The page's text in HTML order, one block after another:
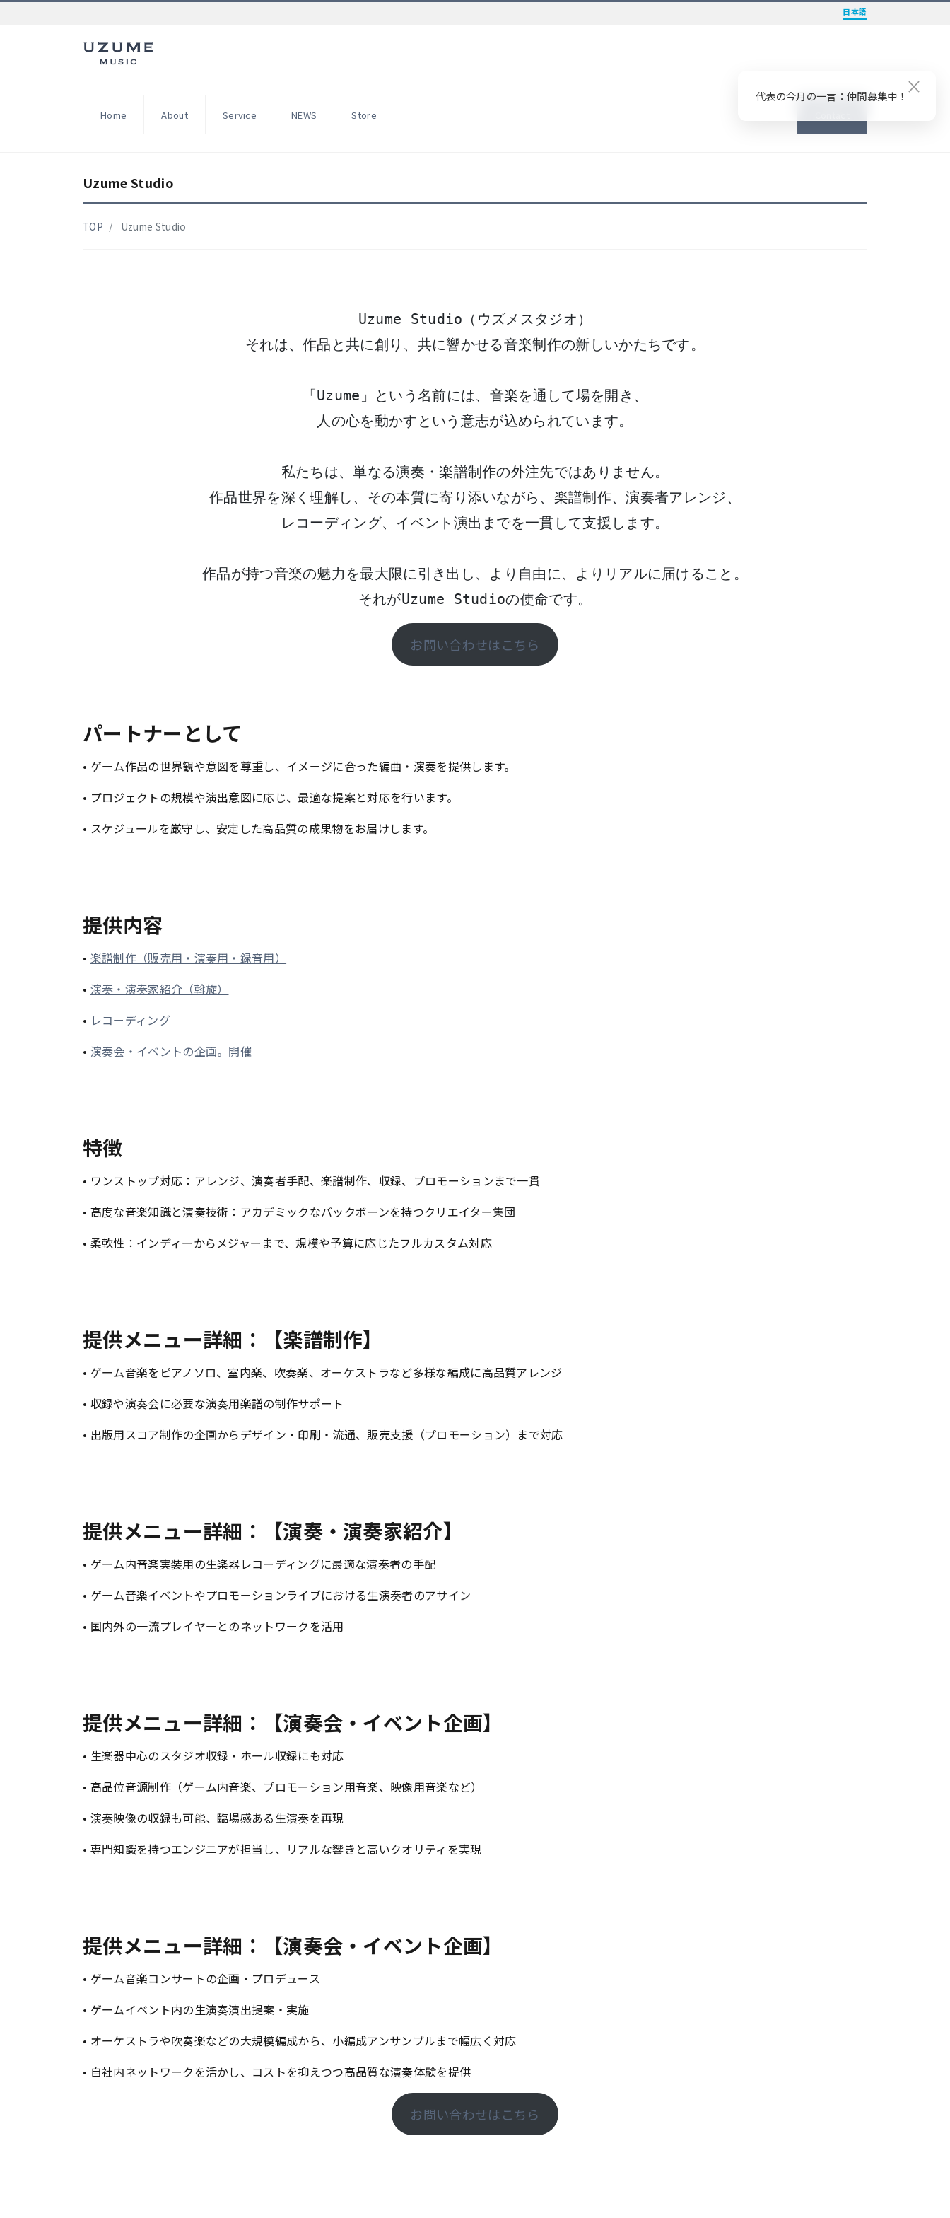
日本語
Home About Service NEWS Store
Uzume Studio
TOP Uzume Studio
Uzume Studio（ウズメスタジオ）
それは、作品と共に創り、共に響かせる音楽制作の新しいかたちです。
「Uzume」という名前には、音楽を通して場を開き、
人の心を動かすという意志が込められています。
私たちは、単なる演奏・楽譜制作の外注先ではありません。
作品世界を深く理解し、その本質に寄り添いながら、楽譜制作、演奏者アレンジ、
レコーディング、イベント演出までを一貫して支援します。
作品が持つ音楽の魅力を最大限に引き出し、より自由に、よりリアルに届けること。
それがUzume Studioの使命です。
お問い合わせはこちら
パートナーとして
• ゲーム作品の世界観や意図を尊重し、イメージに合った編曲・演奏を提供します。
• プロジェクトの規模や演出意図に応じ、最適な提案と対応を行います。
• スケジュールを厳守し、安定した高品質の成果物をお届けします。
提供内容
• 楽譜制作（販売用・演奏用・録音用）
• 演奏・演奏家紹介（斡旋）
• レコーディング
• 演奏会・イベントの企画。開催
特徴
• ワンストップ対応：アレンジ、演奏者手配、楽譜制作、収録、プロモーションまで一貫
• 高度な音楽知識と演奏技術：アカデミックなバックボーンを持つクリエイター集団
• 柔軟性：インディーからメジャーまで、規模や予算に応じたフルカスタム対応
提供メニュー詳細：【楽譜制作】
• ゲーム音楽をピアノソロ、室内楽、吹奏楽、オーケストラなど多様な編成に高品質アレンジ
• 収録や演奏会に必要な演奏用楽譜の制作サポート
• 出版用スコア制作の企画からデザイン・印刷・流通、販売支援（プロモーション）まで対応
提供メニュー詳細：【演奏・演奏家紹介】
• ゲーム内音楽実装用の生楽器レコーディングに最適な演奏者の手配
• ゲーム音楽イベントやプロモーションライブにおける生演奏者のアサイン
• 国内外の一流プレイヤーとのネットワークを活用
提供メニュー詳細：【演奏会・イベント企画】
• 生楽器中心のスタジオ収録・ホール収録にも対応
• 高品位音源制作（ゲーム内音楽、プロモーション用音楽、映像用音楽など）
• 演奏映像の収録も可能、臨場感ある生演奏を再現
• 専門知識を持つエンジニアが担当し、リアルな響きと高いクオリティを実現
提供メニュー詳細：【演奏会・イベント企画】
• ゲーム音楽コンサートの企画・プロデュース
• ゲームイベント内の生演奏演出提案・実施
• オーケストラや吹奏楽などの大規模編成から、小編成アンサンブルまで幅広く対応
• 自社内ネットワークを活かし、コストを抑えつつ高品質な演奏体験を提供
お問い合わせはこちら
×
代表の今月の一言：仲間募集中！